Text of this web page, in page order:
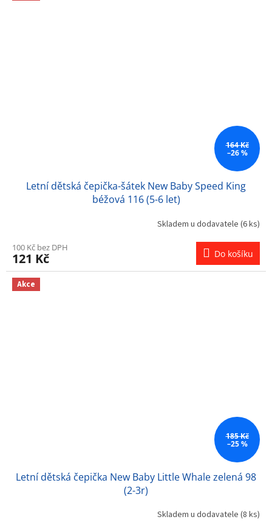
164 Kč
–26 %
Letní dětská čepička-šátek New Baby Speed King
béžová 116 (5-6 let)
Skladem u dodavatele (6 ks)
100 Kč bez DPH
121 Kč Do košíku
Akce
185 Kč
–25 %
Letní dětská čepička New Baby Little Whale zelená 98
(2-3r)
Skladem u dodavatele (8 ks)